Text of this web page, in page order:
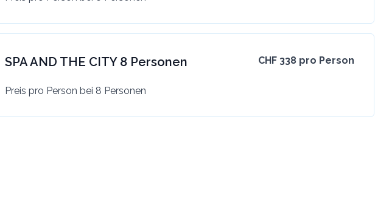
SPA AND THE CITY 8 Personen CHF 338 pro Person
Preis pro Person bei 8 Personen